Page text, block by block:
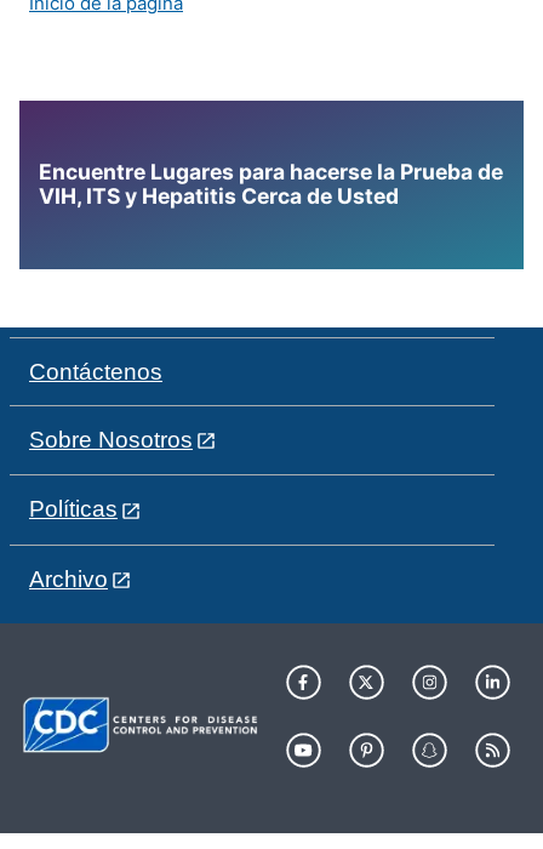
Encuentre Lugares para hacerse la Prueba de
VIH, ITS y Hepatitis Cerca de Usted
Contáctenos
Sobre Nosotros
Políticas
Archivo